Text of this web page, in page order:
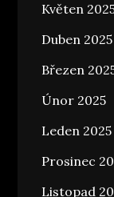
Květen
Duben 2025
Březen
Únor 2025
Leden 2025
Prosinec
Listopad